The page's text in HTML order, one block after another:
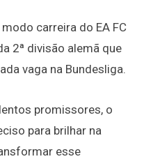
carreira do EA FC
2ª divisão alemã que
vaga na Bundesliga.
promissores, o
para brilhar na
esse